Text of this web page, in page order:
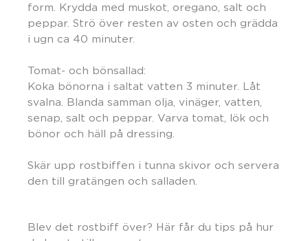
form. Krydda med muskot, oregano, salt och
peppar. Strö över resten av osten och grädda
i ugn ca 40 minuter.
Tomat- och bönsallad:
Koka bönorna i saltat vatten 3 minuter. Låt
svalna. Blanda samman olja, vinäger, vatten,
senap, salt och peppar. Varva tomat, lök och
bönor och häll på dressing.
Skär upp rostbiffen i tunna skivor och servera
den till gratängen och salladen.
Blev det rostbiff över? Här får du tips på hur